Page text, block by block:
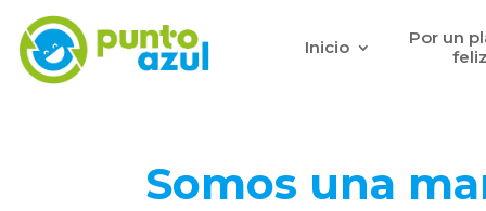
Inicio
Por un
Somos una